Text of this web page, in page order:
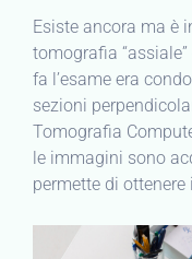
Esiste ancora ma è
tomografia
fa l’esame era
sezioni
Tomografia
le immagini sono
permette di